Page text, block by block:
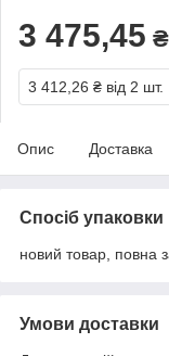
3 475,45 ₴
3 412,26 ₴ від 2 шт.
Опис Доставка
Спосіб упаковки
новий товар, повна
Умови доставки